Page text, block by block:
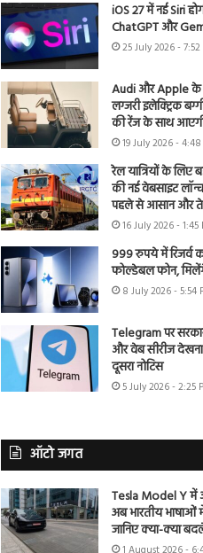
iOS 27 में नई Siri
ChatGPT और
25 July 2026 - 7:52
Audi और Apple के
लग्जरी इलेक्ट्रिक
की रेंज के साथ
19 July 2026 -
रेल यात्रियों के लिए
की नई वेबसाइट
पहले से आसान और
16 July 2026 - 1:45
999 रुपये में रिजर्व
फोल्डेबल फोन,
8 July 2026 - 5:54
Telegram पर
और वेब सीरीज देखना
दूसरा नोटिस
5 July 2026 - 2:25
ऑटो जगत
Tesla Model Y में
अब भारतीय
जानिए क्या-क्या